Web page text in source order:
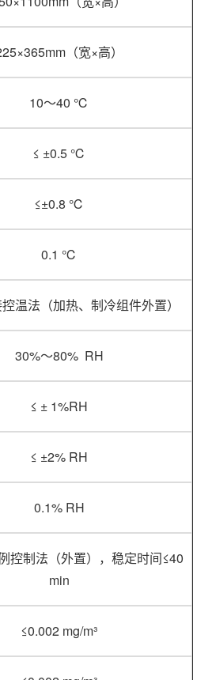
（宽×高）
10～40 ℃
≤ ±0.5 ℃
≤±0.8 ℃
0.1 ℃
温法（加热、制冷组件外置）
30%～80% RH
≤ ± 1%RH
≤ ±2% RH
0.1% RH
控制法（外置），稳定时间≤40
min
≤0.002 mg/m³